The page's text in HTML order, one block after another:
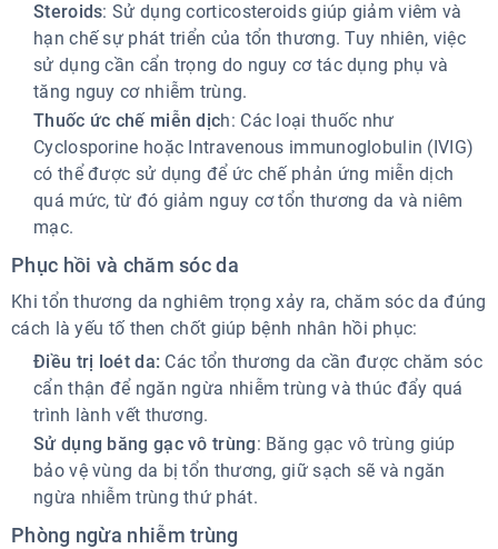
Steroids: Sử dụng corticosteroids giúp giảm viêm và
hạn chế sự phát triển của tổn thương. Tuy nhiên, việc
sử dụng cần cẩn trọng do nguy cơ tác dụng phụ và
tăng nguy cơ nhiễm trùng.
Thuốc ức chế miễn dịch: Các loại thuốc như
Cyclosporine hoặc Intravenous immunoglobulin (IVIG)
có thể được sử dụng để ức chế phản ứng miễn dịch
quá mức, từ đó giảm nguy cơ tổn thương da và niêm
mạc.
Phục hồi và chăm sóc da
Khi tổn thương da nghiêm trọng xảy ra, chăm sóc da đúng
cách là yếu tố then chốt giúp bệnh nhân hồi phục:
Điều trị loét da: Các tổn thương da cần được chăm sóc
cẩn thận để ngăn ngừa nhiễm trùng và thúc đẩy quá
trình lành vết thương.
Sử dụng băng gạc vô trùng: Băng gạc vô trùng giúp
bảo vệ vùng da bị tổn thương, giữ sạch sẽ và ngăn
ngừa nhiễm trùng thứ phát.
Phòng ngừa nhiễm trùng